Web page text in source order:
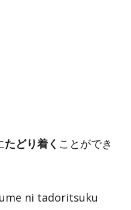
たどり着く ことができ
ni tadoritsuku